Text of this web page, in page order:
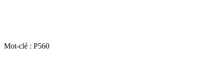
Mot-clé : P560